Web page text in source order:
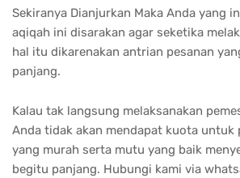
Sekiranya Dianjurkan Maka Anda yang
aqiqah ini disarakan agar seketika
hal itu dikarenakan antrian pesanan
panjang.
Kalau tak langsung melaksanakan
Anda tidak akan mendapat kuota untuk
yang murah serta mutu yang baik
begitu panjang. Hubungi kami via